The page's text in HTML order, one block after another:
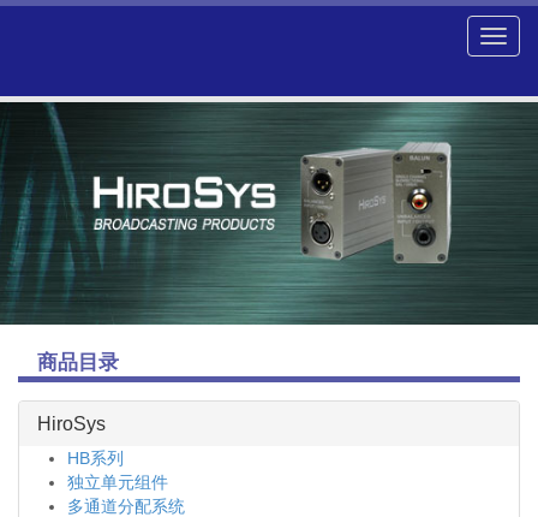
商品目录
HiroSys
HB系列
独立单元组件
多通道分配系统